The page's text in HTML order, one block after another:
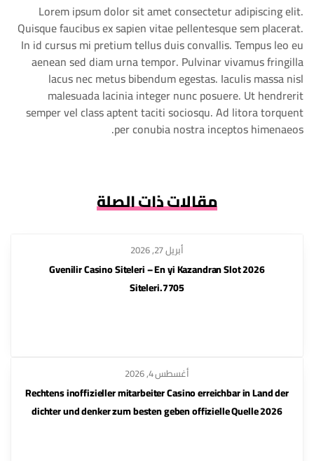
Lorem ipsum dolor sit amet consectetur adipiscing elit.
Quisque faucibus ex sapien vitae pellentesque sem placerat.
In id cursus mi pretium tellus duis convallis. Tempus leo eu
aenean sed diam urna tempor. Pulvinar vivamus fringilla
lacus nec metus bibendum egestas. Iaculis massa nisl
malesuada lacinia integer nunc posuere. Ut hendrerit
semper vel class aptent taciti sociosqu. Ad litora torquent
per conubia nostra inceptos himenaeos.
مقالات ذات الصلة
أبريل 27, 2026
2026 Gvenilir Casino Siteleri – En yi Kazandran Slot
Siteleri.7705
أغسطس 4, 2026
Rechtens inoffizieller mitarbeiter Casino erreichbar in Land der
dichter und denker zum besten geben offizielle Quelle 2026